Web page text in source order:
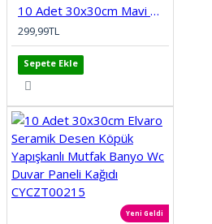
10 Adet 30x30cm Mavi Motifli Desen Köpük Yapışkanlı Mutfak Banyo Duvar Paneli Kağıdı CYCZT00212
299,99TL
Sepete Ekle
Yeni Geldi